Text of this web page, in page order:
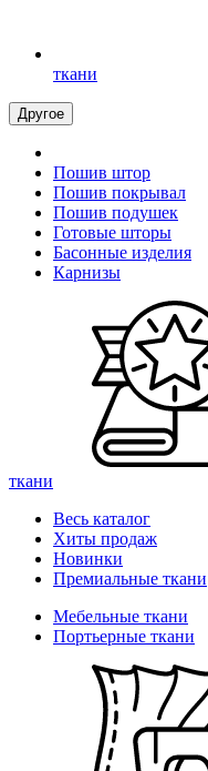
ткани
Другое
Пошив штор
Пошив покрывал
Пошив подушек
Готовые шторы
Басонные изделия
Карнизы
ткани
Весь каталог
Хиты продаж
Новинки
Премиальные ткани
Мебельные ткани
Портьерные ткани